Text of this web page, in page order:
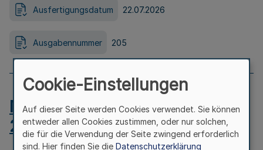
Ausfertigungsdatum 22.07.2026
Ausgabennummer 205
MB.NRW 2026 Nr. 204 vom
24.07.2026
Cookie-Einstellungen
Auf dieser Seite werden Cookies verwendet. Sie können
entweder allen Cookies zustimmen, oder nur solchen,
die für die Verwendung der Seite zwingend erforderlich
sind. Hier finden Sie die Datenschutzerklärung